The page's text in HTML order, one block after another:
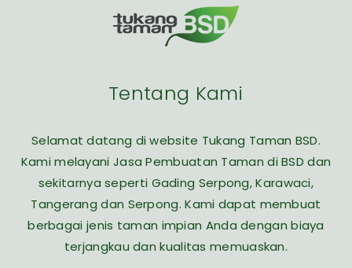
Tentang Kami
Selamat datang di website Tukang Taman BSD.
Kami melayani Jasa Pembuatan Taman di BSD dan
sekitarnya seperti Gading Serpong, Karawaci,
Tangerang dan Serpong. Kami dapat membuat
berbagai jenis taman impian Anda dengan biaya
terjangkau dan kualitas memuaskan.